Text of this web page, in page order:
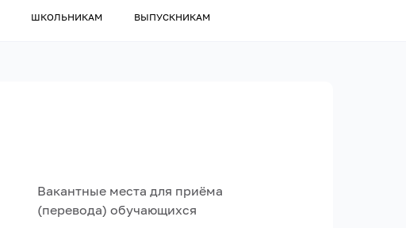
ШКОЛЬНИКАМ ВЫПУСКНИКАМ
Вакантные места для приёма
(перевода) обучающихся